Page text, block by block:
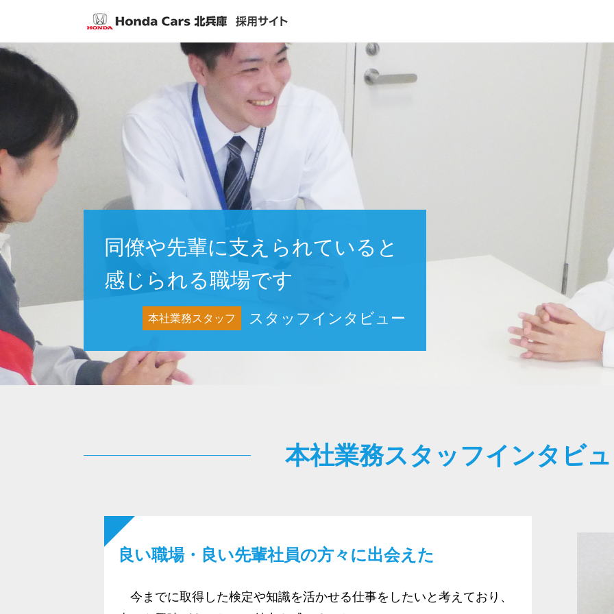
同僚や先輩に支えられていると
感じられる職場です
本社業務スタッフ スタッフインタビュー
本社業務スタッフインタビ
良い職場・良い先輩社員の方々に出会えた
今までに取得した検定や知識を活かせる仕事をしたいと考えており、